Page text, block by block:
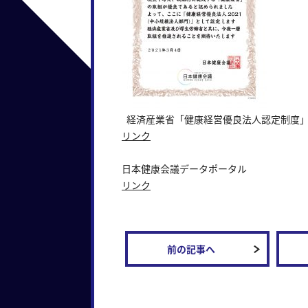
経済産業省「健康経営優良法人認定制度
リンク
日本健康会議データポータル
リンク
前の記事へ